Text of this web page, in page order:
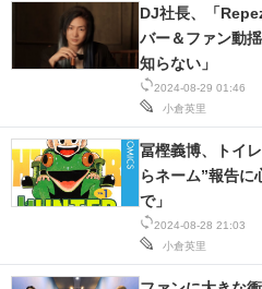
2024-08-29 01:46
小倉英里
DJ社長、「
バー＆ファン動
知らない」
2024-08-28 21:03
小倉英里
冨樫義博、トイ
らネーム”報告
で」